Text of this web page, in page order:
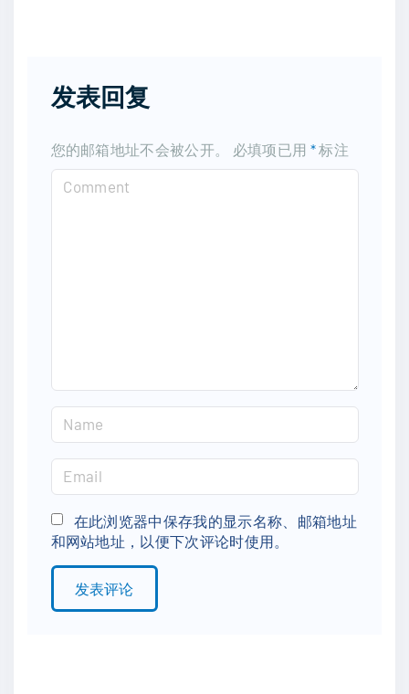
发表回复
您的邮箱地址不会被公开。 必填项已用 *标注
a
e
*
m
a
i
l
在此浏览器中保存我的显示名称、邮箱地址
和网站地址，以便下次评论时使用。